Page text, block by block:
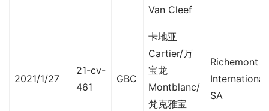
Van Cleef
2021/1/27
21-cv-
461
GBC
卡地亚
Cartier/万
宝龙
Montblanc/
梵克雅宝
Richemont
International
SA